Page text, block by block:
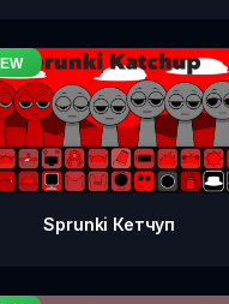
Sprunki Кетчуп